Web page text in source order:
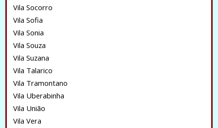
Vila Socorro
Vila Sofia
Vila Sonia
Vila Souza
Vila Suzana
Vila Talarico
Vila Tramontano
Vila Uberabinha
Vila União
Vila Vera